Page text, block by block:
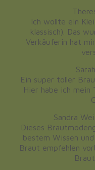
Ich wollte ein
klassisch). Das
Verkäuferin hat
Sarah
Ein super toller
Hier habe ich mein
Sandra
Dieses
bestem Wissen
Braut empfehlen